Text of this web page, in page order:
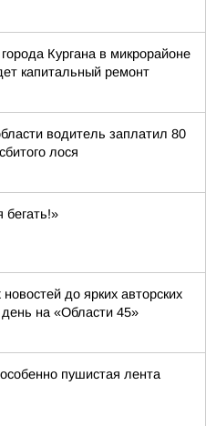
Кургана в микрорайоне
капитальный ремонт
водитель заплатил 80
лося
бегать!»
до ярких авторских
на «Области 45»
пушистая лента